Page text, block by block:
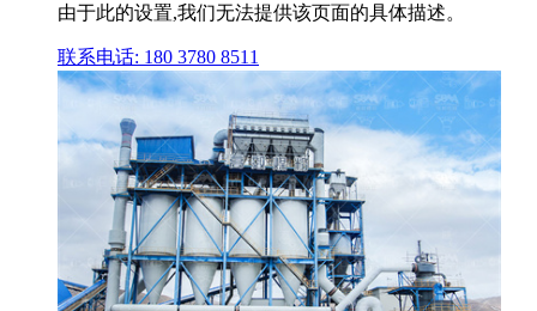
由于此的设置,我们无法提供该页面的具体描述。
联系电话: 180 3780 8511